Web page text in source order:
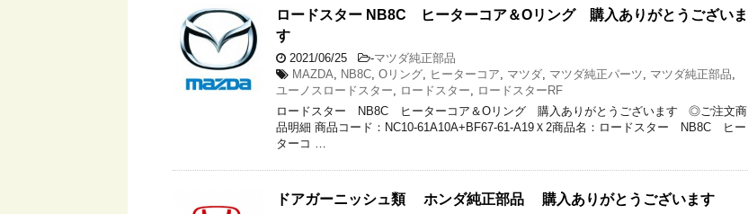
ロードスター NB8C ヒーターコア＆Oリング 購入ありがとうございま
す
2021/06/25 -マツダ純正部品
MAZDA, NB8C, Oリング, ヒーターコア, マツダ, マツダ純正パーツ, マツダ純正部品,
ユーノスロードスター, ロードスター, ロードスターRF
ロードスター NB8C ヒーターコア＆Oリング 購入ありがとうございます ◎ご注文商
品明細 商品コード：NC10-61A10A+BF67-61-A19Ｘ2商品名：ロードスター NB8C ヒー
ターコ …
ドアガーニッシュ類 ホンダ純正部品 購入ありがとうございます